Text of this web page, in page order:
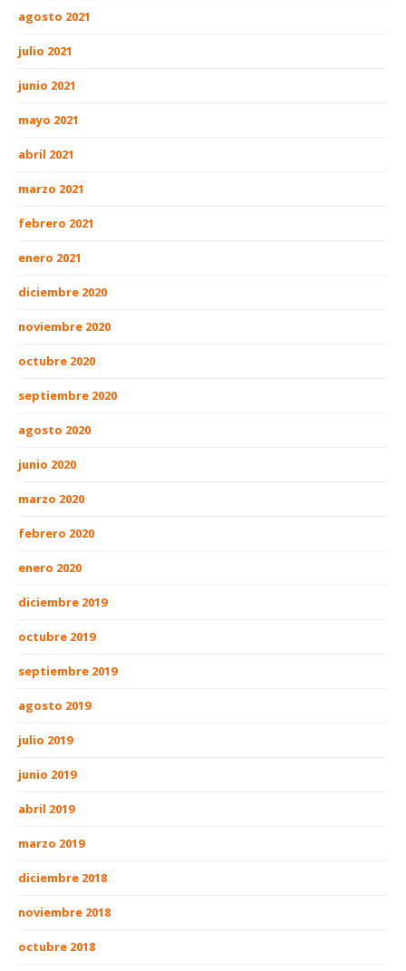
agosto 2021
julio 2021
junio 2021
mayo 2021
abril 2021
marzo 2021
febrero 2021
enero 2021
diciembre 2020
noviembre 2020
octubre 2020
septiembre 2020
agosto 2020
junio 2020
marzo 2020
febrero 2020
enero 2020
diciembre 2019
octubre 2019
septiembre 2019
agosto 2019
julio 2019
junio 2019
abril 2019
marzo 2019
diciembre 2018
noviembre 2018
octubre 2018